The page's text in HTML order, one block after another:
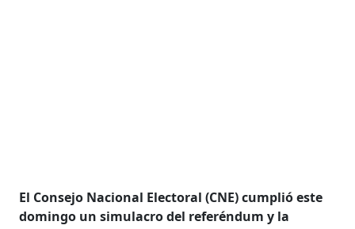
El Consejo Nacional Electoral (CNE) cumplió este
domingo un simulacro del referéndum y la